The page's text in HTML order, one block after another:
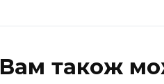
Вам також